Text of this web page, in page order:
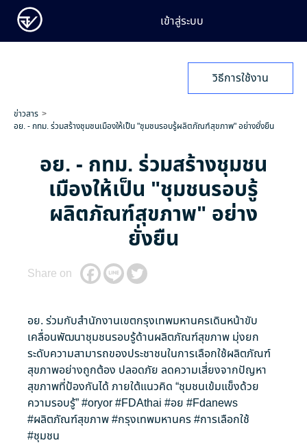
เข้าสู่ระบบ
วิธีการใช้งาน
ข่าวสาร
อย. - กทม. ร่วมสร้างชุมชนเมืองให้เป็น "ชุมชนรอบรู้ผลิตภัณฑ์สุขภาพ" อย่างยั่งยืน
อย. - กทม. ร่วมสร้างชุมชน
เมืองให้เป็น "ชุมชนรอบรู้
ผลิตภัณฑ์สุขภาพ" อย่าง
ยั่งยืน
Share on
อย. ร่วมกับสำนักงานเขตกรุงเทพมหานครเดินหน้าขับ
เคลื่อนพัฒนาชุมชนรอบรู้ด้านผลิตภัณฑ์สุขภาพ มุ่งยก
ระดับความสามารถของประชาชนในการเลือกใช้ผลิตภัณฑ์
สุขภาพอย่างถูกต้อง ปลอดภัย ลดความเสี่ยงจากปัญหา
สุขภาพที่ป้องกันได้ ภายใต้แนวคิด “ชุมชนเข้มแข็งด้วย
ความรอบรู้”#oryor#FDAthai #อย #Fdanews
#ผลิตภัณฑ์สุขภาพ#กรุงเทพมหานคร#การเลือกใช้
#ชุมชน